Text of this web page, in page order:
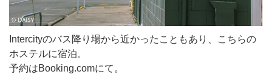
Intercityのバス降り場から近かったこともあり、こちらの
ホステルに宿泊。
予約はBooking.comにて。